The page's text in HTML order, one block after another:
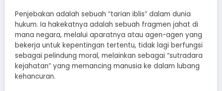
Penjebakan adalah sebuah “tarian iblis” dalam dunia
hukum. Ia hakekatnya adalah sebuah fragmen jahat di
mana negara, melalui aparatnya atau agen-agen yang
bekerja untuk kepentingan tertentu, tidak lagi berfungsi
sebagai pelindung moral, melainkan sebagai “sutradara
kejahatan” yang memancing manusia ke dalam lubang
kehancuran.